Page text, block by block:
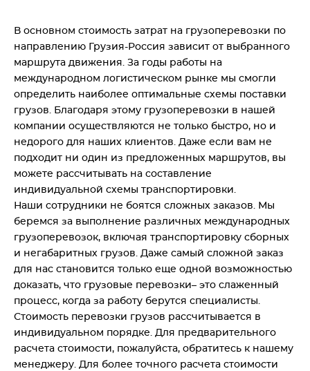
В основном стоимость затрат на грузоперевозки по
направлению Грузия-Россия зависит от выбранного
маршрута движения. За годы работы на
международном логистическом рынке мы смогли
определить наиболее оптимальные схемы поставки
грузов. Благодаря этому грузоперевозки в нашей
компании осуществляются не только быстро, но и
недорого для наших клиентов. Даже если вам не
подходит ни один из предложенных маршрутов, вы
можете рассчитывать на составление
индивидуальной схемы транспортировки.
Наши сотрудники не боятся сложных заказов. Мы
беремся за выполнение различных международных
грузоперевозок, включая транспортировку сборных
и негабаритных грузов. Даже самый сложной заказ
для нас становится только еще одной возможностью
доказать, что грузовые перевозки– это слаженный
процесс, когда за работу берутся специалисты.
Стоимость перевозки грузов рассчитывается в
индивидуальном порядке. Для предварительного
расчета стоимости, пожалуйста, обратитесь к нашему
менеджеру. Для более точного расчета стоимости